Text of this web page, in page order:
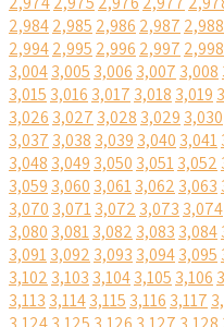
2,9842,985 2,986 2,987 2,988
2,9942,995 2,996 2,997 2,998
3,0043,005 3,006 3,007 3,008
3,015 3,016 3,017 3,018 3,019
3,026 3,027 3,028 3,029 3,030
3,037 3,038 3,039 3,040 3,041
3,048 3,049 3,050 3,0513,052
3,059 3,060 3,0613,062 3,063
3,070 3,0713,072 3,073 3,074
3,080 3,0813,082 3,083 3,084
3,0913,092 3,093 3,0943,095
3,102 3,103 3,1043,105 3,106
3,113 3,1143,115 3,116 3,117